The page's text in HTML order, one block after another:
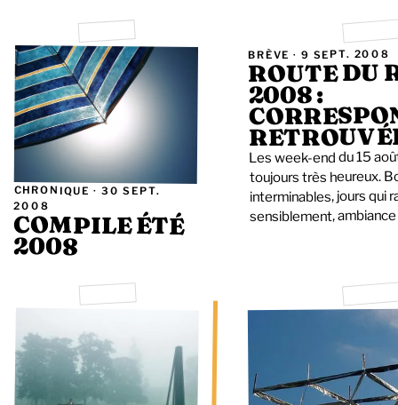
CHRONIQUE · 30 SEPT.
2008
COMPILE ÉTÉ
2008
BRÈVE ·9 SEPT. 2008
ROUTE DU
2008 :
Les week-end du 15
toujours très heureux.
interminables, jours qui
sensiblement,